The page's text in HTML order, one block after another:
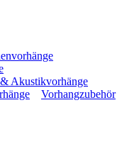
Akustikvorhänge
Vorhangzubehör